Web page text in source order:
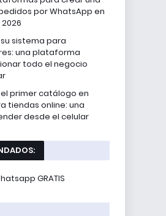
por WhatsApp en
sistema para
una plataforma
todo el negocio
primer catálogo en
tiendas online: una
desde el celular
GRATIS